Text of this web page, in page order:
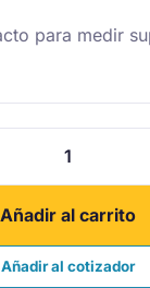
para medir
Añadir al carrito
Añadir al cotizador